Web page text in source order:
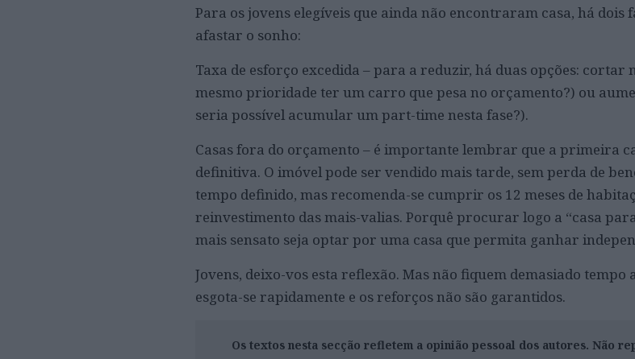
Para os jovens elegíveis que ainda não encontraram casa, há dois
afastar o sonho:
Taxa de esforço excedida – para a reduzir, há duas opções: cortar
mesmo prioridade ter um carro que pesa no orçamento?) ou
seria possível acumular um part-time nesta fase?).
Casas fora do orçamento – é importante lembrar que a primeira
definitiva. O imóvel pode ser vendido mais tarde, sem perda de
tempo definido, mas recomenda-se cumprir os 12 meses de
reinvestimento das mais-valias. Porquê procurar logo a “casa
mais sensato seja optar por uma casa que permita ganhar
Jovens, deixo-vos esta reflexão. Mas não fiquem demasiado tempo
esgota-se rapidamente e os reforços não são garantidos.
Os textos nesta secção refletem a opinião pessoal dos autores. Não